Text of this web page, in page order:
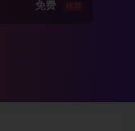
免费 推荐